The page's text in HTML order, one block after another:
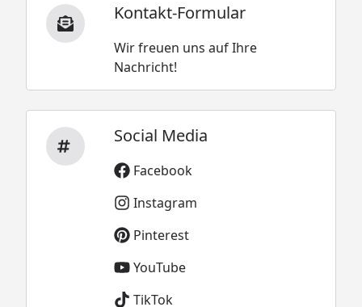
Kontakt-Formular
Wir freuen uns auf Ihre
Nachricht!
Social Media
Facebook
Instagram
Pinterest
YouTube
TikTok